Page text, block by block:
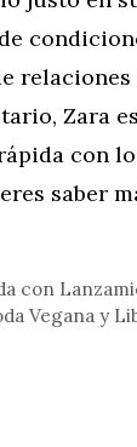
Zara
con
saber
con
Vegana y